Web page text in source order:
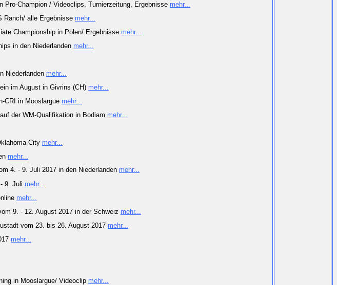
Pro-Champion / Videoclips, Turnierzeitung, Ergebnisse mehr...
Ranch/ alle Ergebnisse mehr...
Championship in Polen/ Ergebnisse mehr...
in den Niederlanden mehr...
Niederlanden mehr...
im August in Givrins (CH) mehr...
CRI in Mooslargue mehr...
der WM-Qualifikation in Bodiam mehr...
City mehr...
mehr...
4. - 9. Juli 2017 in den Niederlanden mehr...
9. Juli mehr...
mehr...
9. - 12. August 2017 in der Schweiz mehr...
vom 23. bis 26. August 2017 mehr...
mehr...
in Mooslargue/ Videoclip mehr...